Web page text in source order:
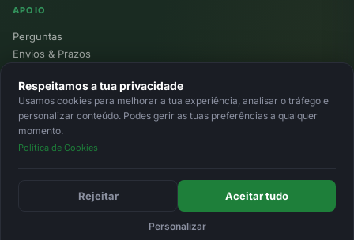
APOIO
Perguntas
Envios & Prazos
Devoluções
Minha Conta
© 2026 Ecolivros. Todos os direitos reservados.
Respeitamos a tua privacidade
Usamos cookies para melhorar a tua experiência, analisar o tráfego e
personalizar conteúdo. Podes gerir as tuas preferências a qualquer
momento.
Política de Cookies
Personalizar
Rejeitar Aceitar tudo